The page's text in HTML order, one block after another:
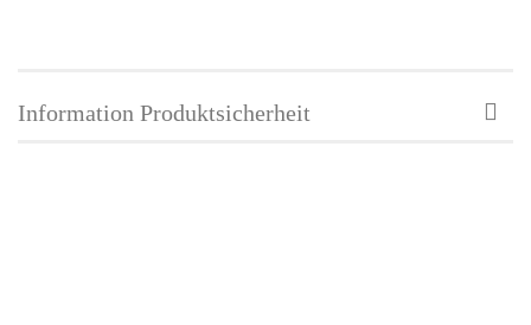
Information Produktsicherheit